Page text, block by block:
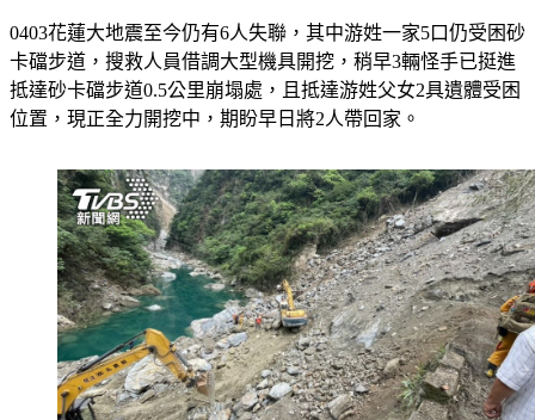
0403花蓮大地震至今仍有6人失聯，其中游姓一家5口仍受困砂
卡礑步道，搜救人員借調大型機具開挖，稍早3輛怪手已挺進
抵達砂卡礑步道0.5公里崩塌處，且抵達游姓父女2具遺體受困
位置，現正全力開挖中，期盼早日將2人帶回家。